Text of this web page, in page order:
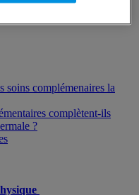
soins complémenaires la
complètent-ils
?